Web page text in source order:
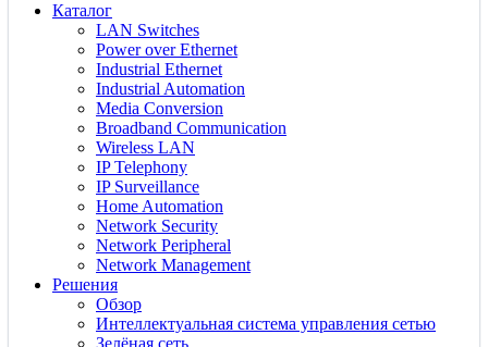
Каталог
LAN Switches
Power over Ethernet
Industrial Ethernet
Industrial Automation
Media Conversion
Broadband Communication
Wireless LAN
IP Telephony
IP Surveillance
Home Automation
Network Security
Network Peripheral
Network Management
Решения
Обзор
Интеллектуальная система управления сетью
Зелёная сеть